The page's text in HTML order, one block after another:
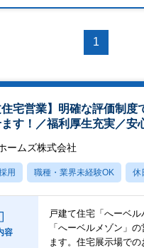
1
住宅営業】明確な評価制度
ます！／福利厚生充実／安
ームズ株式会社
用 職種・業界未経験OK 休
容
戸建て住宅「へーベ
「へーベルメゾン」
ます。住宅展示場で